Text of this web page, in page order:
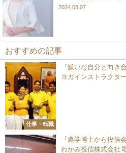
2024.08.07
おすすめの記事
仕事・転職
『嫌いな自分と向
ヨガインストラクター
『農学博士から投信
わかみ投信株式会社